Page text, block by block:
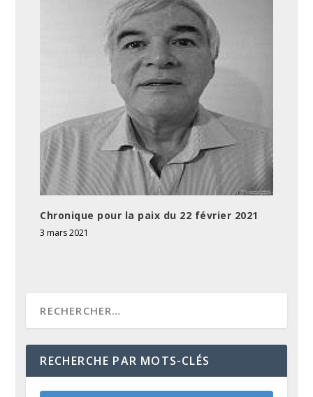
Chronique pour la paix du 22 février 2021
3 mars 2021
RECHERCHE PAR MOTS-CLÉS